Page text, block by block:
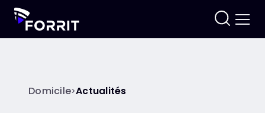
Domicile>Actualités